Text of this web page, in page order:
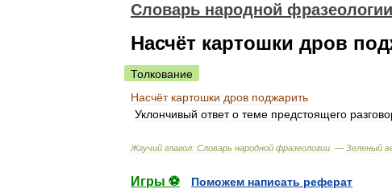
Словарь народной фразеологии
Насчёт картошки дров
Толкование
Насчёт картошки дров поджарить
Уклончивый ответ о теме предстоящего
Жгучий глагол: Словарь народной фразеологии . — Зеленый
Игры ⚽
Поможем написать реферат